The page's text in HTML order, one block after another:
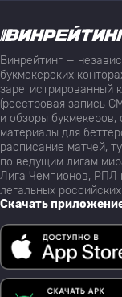
Винрейтинг —
букмекерских
зарегистрированный
(реестровая запись
и обзоры
материалы для
расписание матчей,
по ведущим лигам
Лига Чемпионов, РПЛ
легальных
Скачать